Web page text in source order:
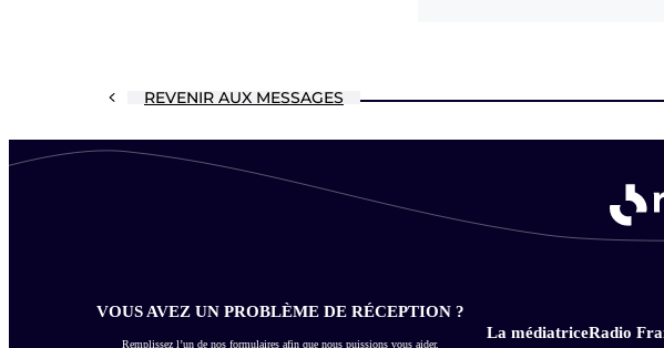
REVENIR AUX MESSAGES
VOUS AVEZ UN PROBLÈME DE RÉCEPTION ?
Remplissez l’un de nos formulaires afin que nous puissions vous aider.
La médiatriceRadio